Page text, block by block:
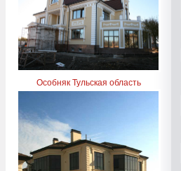
Особняк Тульская область